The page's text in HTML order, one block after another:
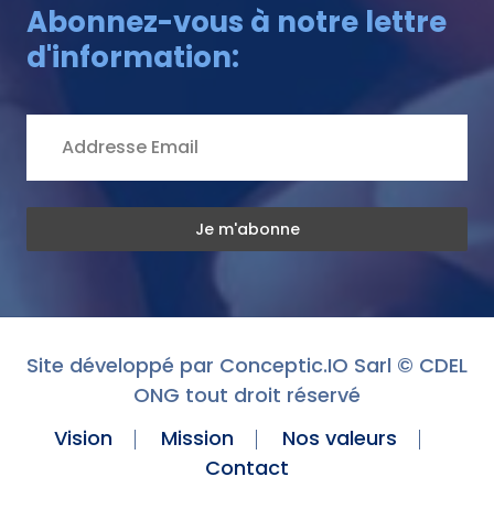
Abonnez-vous à notre lettre
d'information:
Site développé par Conceptic.IO Sarl © CDEL
ONG tout droit réservé
Vision
Mission
Nos valeurs
Contact